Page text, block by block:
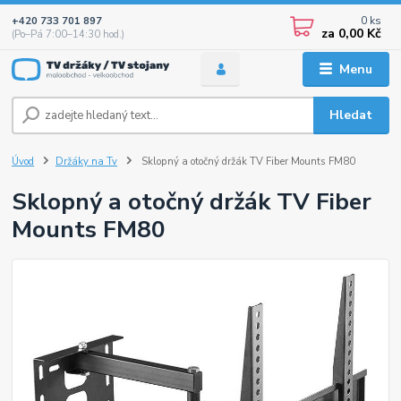
Menu
Hledat
+420 733 701 897
(Po–Pá 7:00–14:30 hod.)
0 ks
za 0,00 Kč
Úvod Držáky na Tv Sklopný a otočný držák TV Fiber Mounts FM80
Sklopný a otočný držák TV Fiber
Mounts FM80